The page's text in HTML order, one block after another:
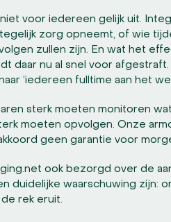
voor iedereen gelijk uit.
zorg opneemt, of wie
zullen zijn. En wat het
daar nu al snel voor
‘iedereen fulltime aan het
sterk moeten monitoren
moeten opvolgen. Onze
geen garantie voor
ook bezorgd over de
duidelijke waarschuwing zijn:
rek eruit.